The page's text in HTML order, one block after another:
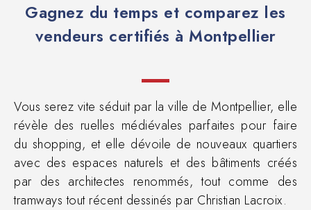
Gagnez du temps et comparez les
vendeurs certifiés à Montpellier
Vous serez vite séduit par la ville de Montpellier, elle
révèle des ruelles médiévales parfaites pour faire
du shopping, et elle dévoile de nouveaux quartiers
avec des espaces naturels et des bâtiments créés
par des architectes renommés, tout comme des
tramways tout récent dessinés par Christian Lacroix.